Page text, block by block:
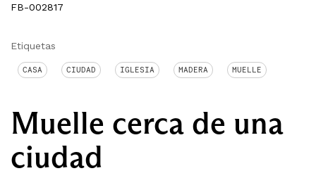
FB-002817
Etiquetas
CASA CIUDAD IGLESIA MADERA MUELLE
Muelle cerca de una
ciudad